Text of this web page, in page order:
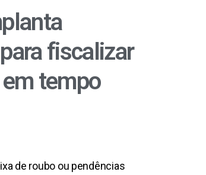
fiscalizar
tempo
de roubo ou pendências